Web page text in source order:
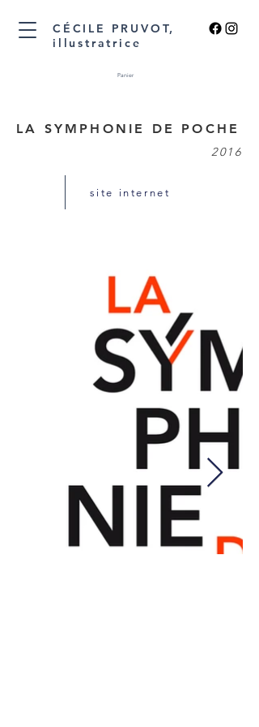
CÉCILE PRUVOT,
illustratrice
Panier
LA SYMPHONIE DE POCHE
2016
site internet